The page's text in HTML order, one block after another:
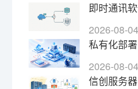
即时通讯
2026-08-04
私有化部
2026-08-04
信创服务